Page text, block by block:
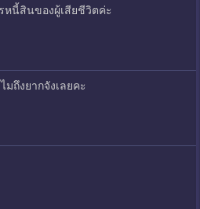
หนี้สินของผู้เสียชีวิตค่ะ
ถึงยากจังเลยคะ